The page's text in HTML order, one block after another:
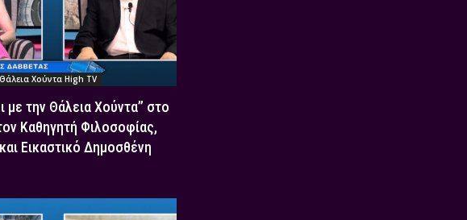
Χούντα High TV
με την Θάλεια Χούντα” στο
Καθηγητή Φιλοσοφίας,
Εικαστικό Δημοσθένη